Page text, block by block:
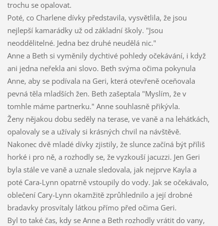
trochu se opalovat.
Poté, co Charlene dívky představila, vysvětlila, že jsou
nejlepší kamarádky už od základní školy. "Jsou
neoddělitelné. Jedna bez druhé neudělá nic."
Anne a Beth si vyměnily dychtivé pohledy očekávání, i když
ani jedna neřekla ani slovo. Beth svýma očima pokynula
Anne, aby se podívala na Geri, která otevřeně oceňovala
pevná těla mladších žen. Beth zašeptala "Myslím, že v
tomhle máme partnerku." Anne souhlasně přikývla.
Ženy nějakou dobu seděly na terase, ve vaně a na lehátkách,
opalovaly se a užívaly si krásných chvil na návštěvě.
Nakonec dvě mladé dívky zjistily, že slunce začíná být příliš
horké i pro ně, a rozhodly se, že vyzkouší jacuzzi. Jen Geri
byla stále ve vaně a uznale sledovala, jak nejprve Kayla a
poté Cara-Lynn opatrně vstoupily do vody. Jak se očekávalo,
oblečení Cary-Lynn okamžitě zprůhlednilo a její drobné
bradavky prosvítaly látkou přímo před očima Geri.
Byl to také čas, kdy se Anne a Beth rozhodly vrátit do vany,